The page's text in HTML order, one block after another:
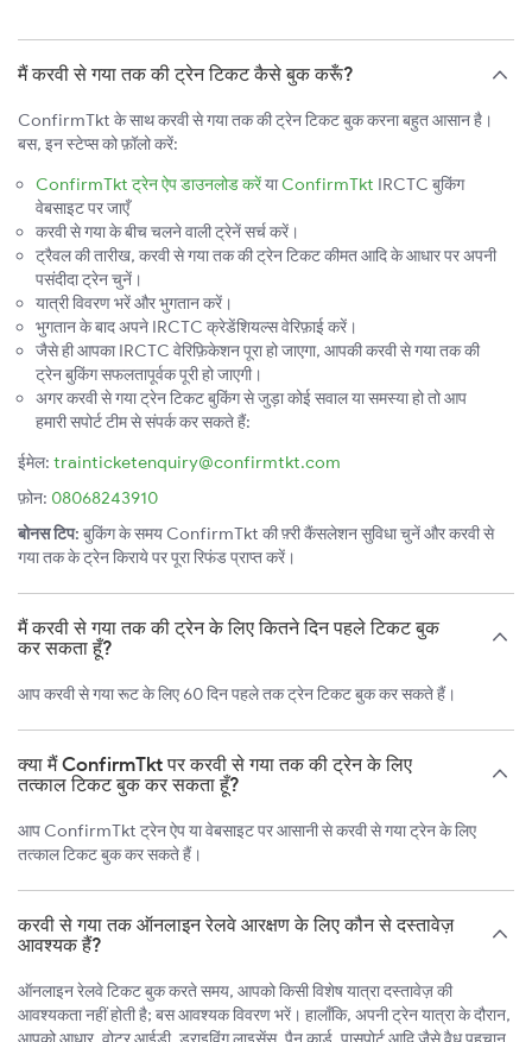
मैं करवी से गया तक की ट्रेन टिकट कैसे बुक करूँ?
ConfirmTkt के साथ करवी से गया तक की ट्रेन टिकट बुक करना बहुत आसान है।
बस, इन स्टेप्स को फ़ॉलो करें:
ConfirmTkt ट्रेन ऐप डाउनलोड करेंयाConfirmTkt IRCTC बुकिंग
वेबसाइट पर जाएँ
करवी से गया के बीच चलने वाली ट्रेनें सर्च करें।
ट्रैवल की तारीख, करवी से गया तक की ट्रेन टिकट कीमत आदि के आधार पर अपनी
पसंदीदा ट्रेन चुनें।
यात्री विवरण भरें और भुगतान करें।
भुगतान के बाद अपने IRCTC क्रेडेंशियल्स वेरिफ़ाई करें।
जैसे ही आपका IRCTC वेरिफ़िकेशन पूरा हो जाएगा, आपकी करवी से गया तक की
ट्रेन बुकिंग सफलतापूर्वक पूरी हो जाएगी।
अगर करवी से गया ट्रेन टिकट बुकिंग से जुड़ा कोई सवाल या समस्या हो तो आप
हमारी सपोर्ट टीम से संपर्क कर सकते हैं:
ईमेल: trainticketenquiry@confirmtkt.com
फ़ोन: 08068243910
बोनस टिप: बुकिंग के समय ConfirmTkt की फ़्री कैंसलेशन सुविधा चुनें और करवी से
गया तक के ट्रेन किराये पर पूरा रिफंड प्राप्त करें।
मैं करवी से गया तक की ट्रेन के लिए कितने दिन पहले टिकट बुक
कर सकता हूँ?
आप करवी से गया रूट के लिए 60 दिन पहले तक ट्रेन टिकट बुक कर सकते हैं।
क्या मैं ConfirmTkt पर करवी से गया तक की ट्रेन के लिए
तत्काल टिकट बुक कर सकता हूँ?
आप ConfirmTkt ट्रेन ऐप या वेबसाइट पर आसानी से करवी से गया ट्रेन के लिए
तत्काल टिकट बुक कर सकते हैं।
करवी से गया तक ऑनलाइन रेलवे आरक्षण के लिए कौन से दस्तावेज़
आवश्यक हैं?
ऑनलाइन रेलवे टिकट बुक करते समय, आपको किसी विशेष यात्रा दस्तावेज़ की
आवश्यकता नहीं होती है; बस आवश्यक विवरण भरें। हालाँकि, अपनी ट्रेन यात्रा के दौरान,